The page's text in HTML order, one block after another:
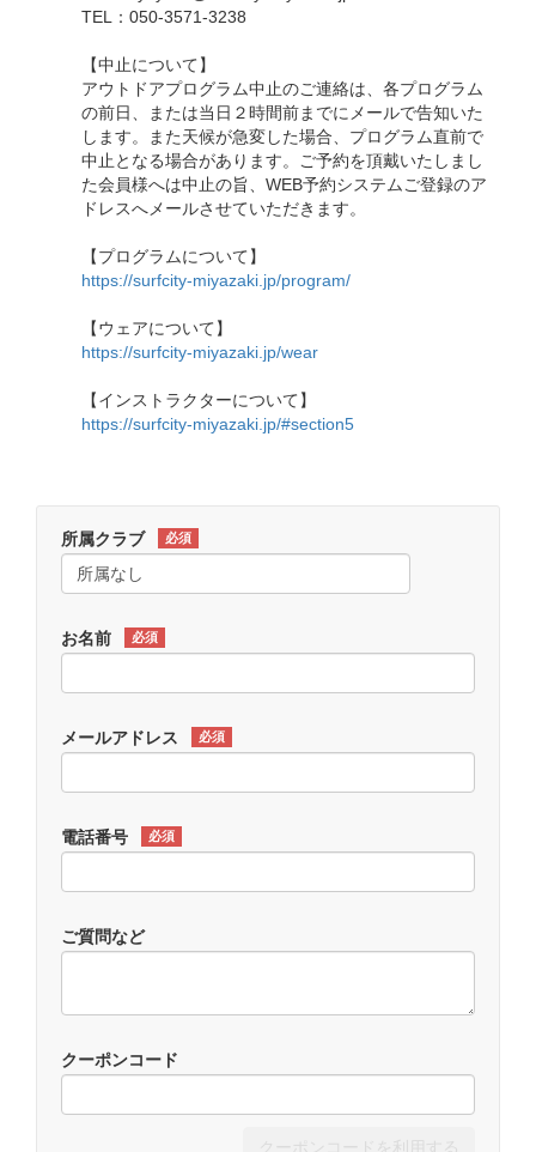
TEL：050-3571-3238
【中止について】
アウトドアプログラム中止のご連絡は、各プログラム
の前日、または当日２時間前までにメールで告知いた
します。また天候が急変した場合、プログラム直前で
中止となる場合があります。ご予約を頂戴いたしまし
た会員様へは中止の旨、WEB予約システムご登録のア
ドレスへメールさせていただきます。
【プログラムについて】
https://surfcity-miyazaki.jp/program/
【ウェアについて】
https://surfcity-miyazaki.jp/wear
【インストラクターについて】
https://surfcity-miyazaki.jp/#section5
所属クラブ 必須
お名前 必須
メールアドレス 必須
電話番号 必須
ご質問など
クーポンコード